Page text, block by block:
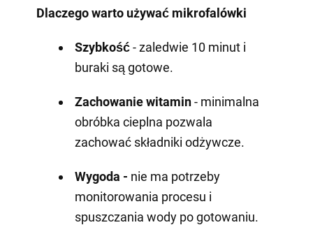
Dlaczego warto używać mikrofalówki
Szybkość- zaledwie 10 minut i
buraki są gotowe.
Zachowanie witamin- minimalna
obróbka cieplna pozwala
zachować składniki odżywcze.
Wygoda - nie ma potrzeby
monitorowania procesu i
spuszczania wody po gotowaniu.